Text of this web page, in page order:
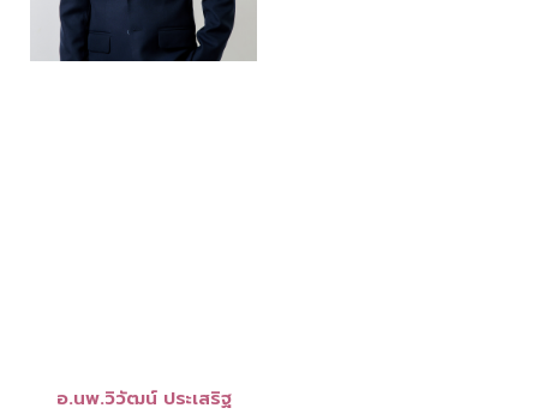
อ.นพ.วิวัฒน์ ประเสริฐ